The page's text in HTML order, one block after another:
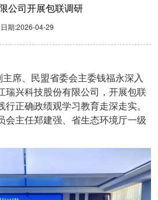
公司开展包联调研
日期:2026-04-29
主席、民盟省委会主委钱福永深入
瑞兴科技股份有限公司，开展包联
正确政绩观学习教育走深走实。
会主任郑建强、省生态环境厅一级